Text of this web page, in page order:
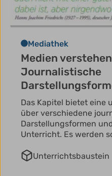
Mediathek
Medien
Journalistische
Das Kapitel bietet eine
über verschiedene
Darstellungsformen
Unterricht. Es werden
Unterrichtsbaustein